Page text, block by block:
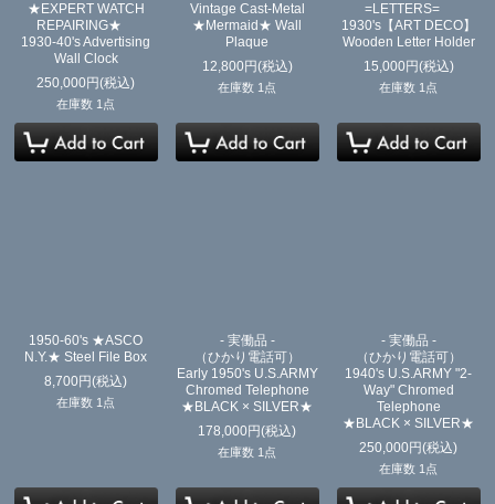
★EXPERT WATCH
REPAIRING★
1930-40's Advertising
Wall Clock
250,000円(税込)
在庫数 1点
Vintage Cast-Metal
★Mermaid★ Wall
Plaque
12,800円(税込)
在庫数 1点
=LETTERS=
1930's【ART DECO】
Wooden Letter Holder
15,000円(税込)
在庫数 1点
1950-60's ★ASCO
N.Y.★ Steel File Box
8,700円(税込)
在庫数 1点
- 実働品 -
（ひかり電話可）
Early 1950's U.S.ARMY
Chromed Telephone
★BLACK × SILVER★
178,000円(税込)
在庫数 1点
- 実働品 -
（ひかり電話可）
1940's U.S.ARMY "2-
Way" Chromed
Telephone
★BLACK × SILVER★
250,000円(税込)
在庫数 1点